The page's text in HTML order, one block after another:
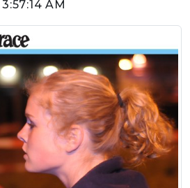
3:57:14 AM